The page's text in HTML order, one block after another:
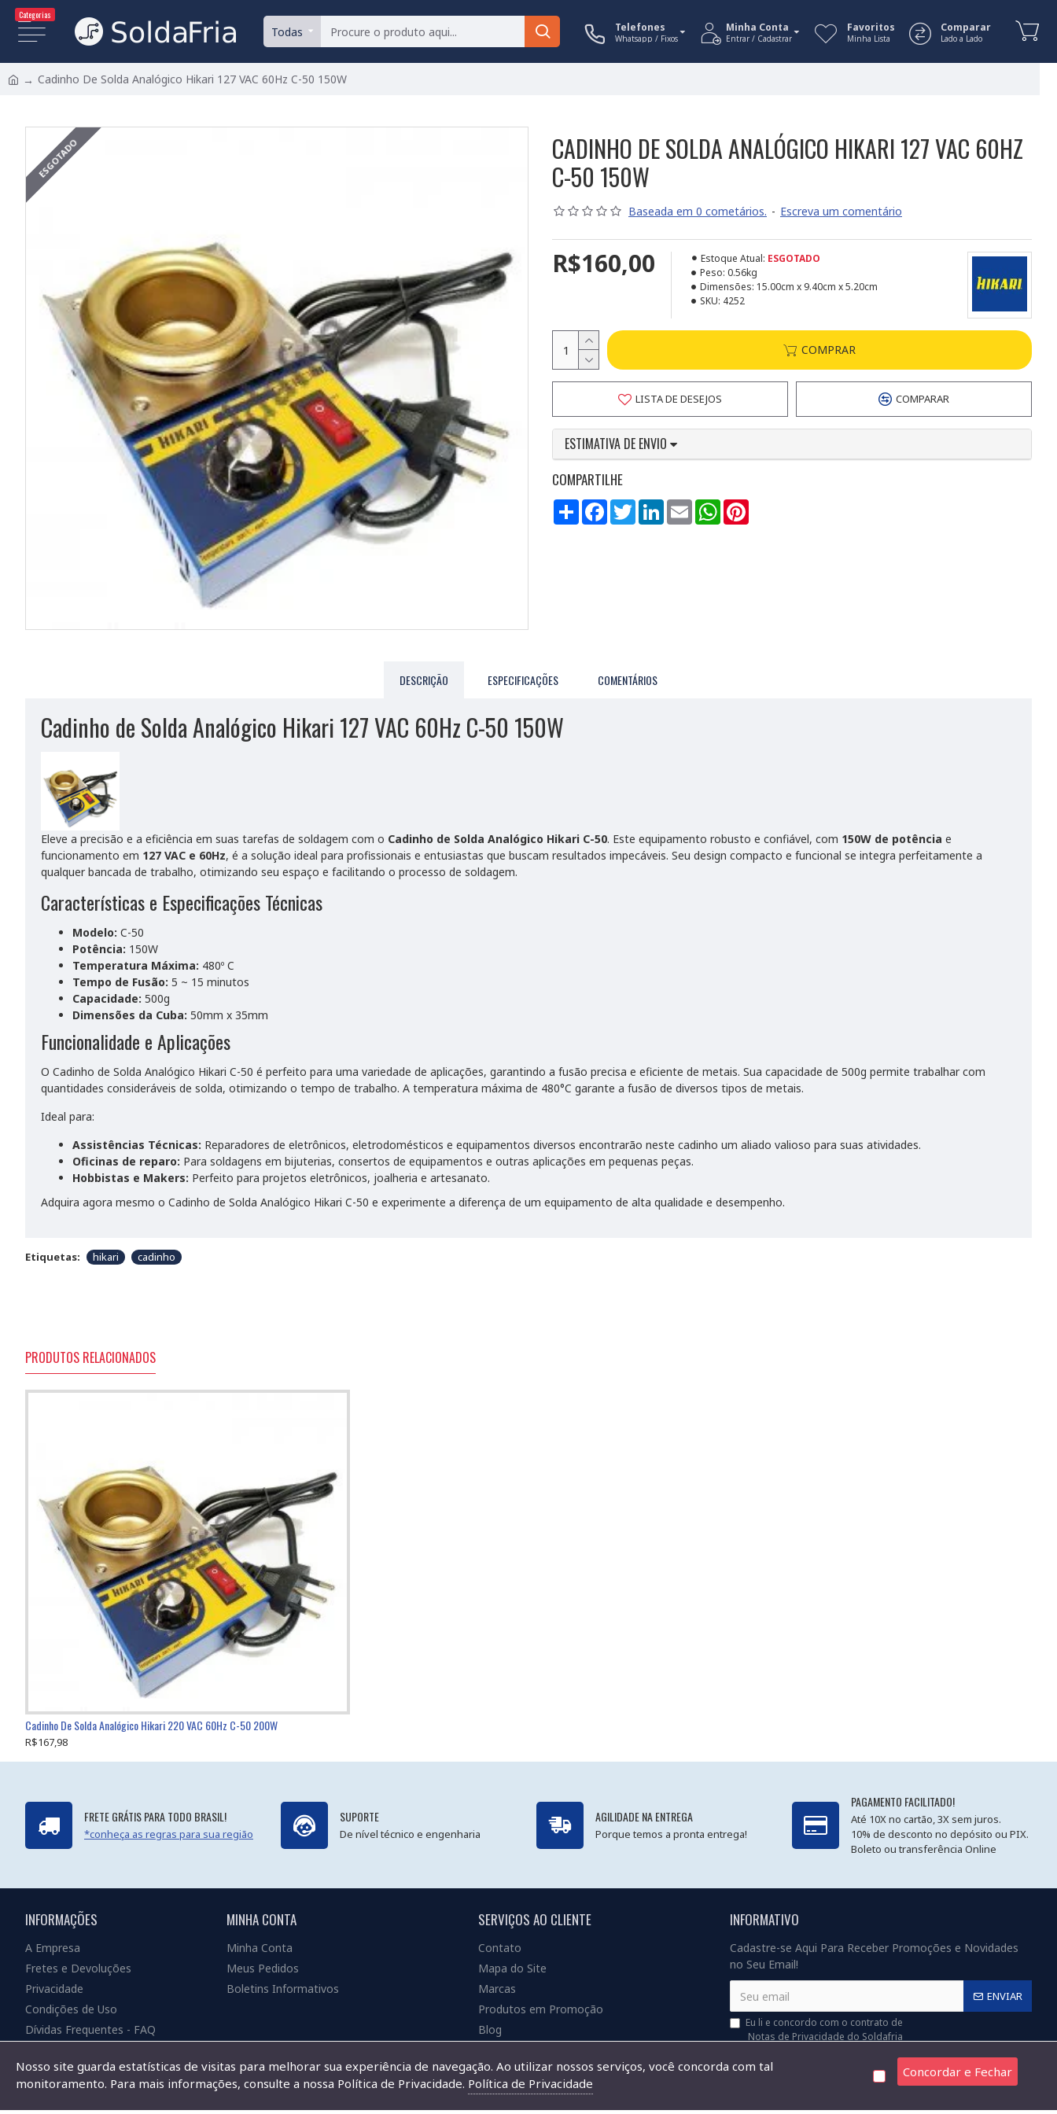
Categorias
Todas Telefones
Whatsapp / Fixos
Minha Conta
Entrar / Cadastrar
Favoritos
Minha Lista
Comparar
Lado a Lado
Cadinho De Solda Analógico Hikari 127 VAC 60Hz C-50 150W
ESGOTADO
CADINHO DE SOLDA ANALÓGICO HIKARI 127 VAC 60HZ
C-50 150W
Baseada em 0 cometários. - Escreva um comentário
R$160,00 Estoque Atual: ESGOTADO
Peso: 0.56kg
Dimensões: 15.00cm x 9.40cm x 5.20cm
SKU: 4252
COMPRAR
LISTA DE DESEJOS COMPARAR
ESTIMATIVA DE ENVIO
COMPARTILHE
Compartilhar
FacebookTwitterLinkedInEmail WhatsApp
DESCRIÇÃO ESPECIFICAÇÕES COMENTÁRIOS
Cadinho de Solda Analógico Hikari 127 VAC 60Hz C-50 150W
Eleve a precisão e a eficiência em suas tarefas de soldagem com o Cadinho de Solda Analógico Hikari C-50. Este equipamento robusto e confiável, com 150W de potência e
funcionamento em 127 VAC e 60Hz, é a solução ideal para profissionais e entusiastas que buscam resultados impecáveis. Seu design compacto e funcional se integra perfeitamente a
qualquer bancada de trabalho, otimizando seu espaço e facilitando o processo de soldagem.
Características e Especificações Técnicas
Modelo: C-50
Potência: 150W
Temperatura Máxima: 480º C
Tempo de Fusão: 5 ~ 15 minutos
Capacidade: 500g
Dimensões da Cuba: 50mm x 35mm
Funcionalidade e Aplicações
O Cadinho de Solda Analógico Hikari C-50 é perfeito para uma variedade de aplicações, garantindo a fusão precisa e eficiente de metais. Sua capacidade de 500g permite trabalhar com
quantidades consideráveis de solda, otimizando o tempo de trabalho. A temperatura máxima de 480°C garante a fusão de diversos tipos de metais.
Ideal para:
Assistências Técnicas: Reparadores de eletrônicos, eletrodomésticos e equipamentos diversos encontrarão neste cadinho um aliado valioso para suas atividades.
Oficinas de reparo: Para soldagens em bijuterias, consertos de equipamentos e outras aplicações em pequenas peças.
Hobbistas e Makers: Perfeito para projetos eletrônicos, joalheria e artesanato.
Adquira agora mesmo o Cadinho de Solda Analógico Hikari C-50 e experimente a diferença de um equipamento de alta qualidade e desempenho.
Etiquetas: hikari cadinho
PRODUTOS RELACIONADOS
Cadinho De Solda Analógico Hikari 220 VAC 60Hz C-50 200W
R$167,98
FRETE GRÁTIS PARA TODO BRASIL!
*conheça as regras para sua região
SUPORTE
De nível técnico e engenharia
AGILIDADE NA ENTREGA
Porque temos a pronta entrega!
PAGAMENTO FACILITADO!
Até 10X no cartão, 3X sem juros.
10% de desconto no depósito ou PIX.
Boleto ou transferência Online
INFORMAÇÕES
A Empresa
Fretes e Devoluções
Privacidade
Condições de Uso
Dívidas Frequentes - FAQ
MINHA CONTA
Minha Conta
Meus Pedidos
Boletins Informativos
SERVIÇOS AO CLIENTE
Contato
Mapa do Site
Marcas
Produtos em Promoção
Blog
INFORMATIVO
Cadastre-se Aqui Para Receber Promoções e Novidades
no Seu Email!
ENVIAR
Eu li e concordo com o contrato de
Notas de Privacidade do Soldafria
Nosso site guarda estatísticas de visitas para melhorar sua experiência de navegação. Ao utilizar nossos serviços, você concorda com tal
monitoramento. Para mais informações, consulte a nossa Política de Privacidade. Política de Privacidade
Concordar e Fechar